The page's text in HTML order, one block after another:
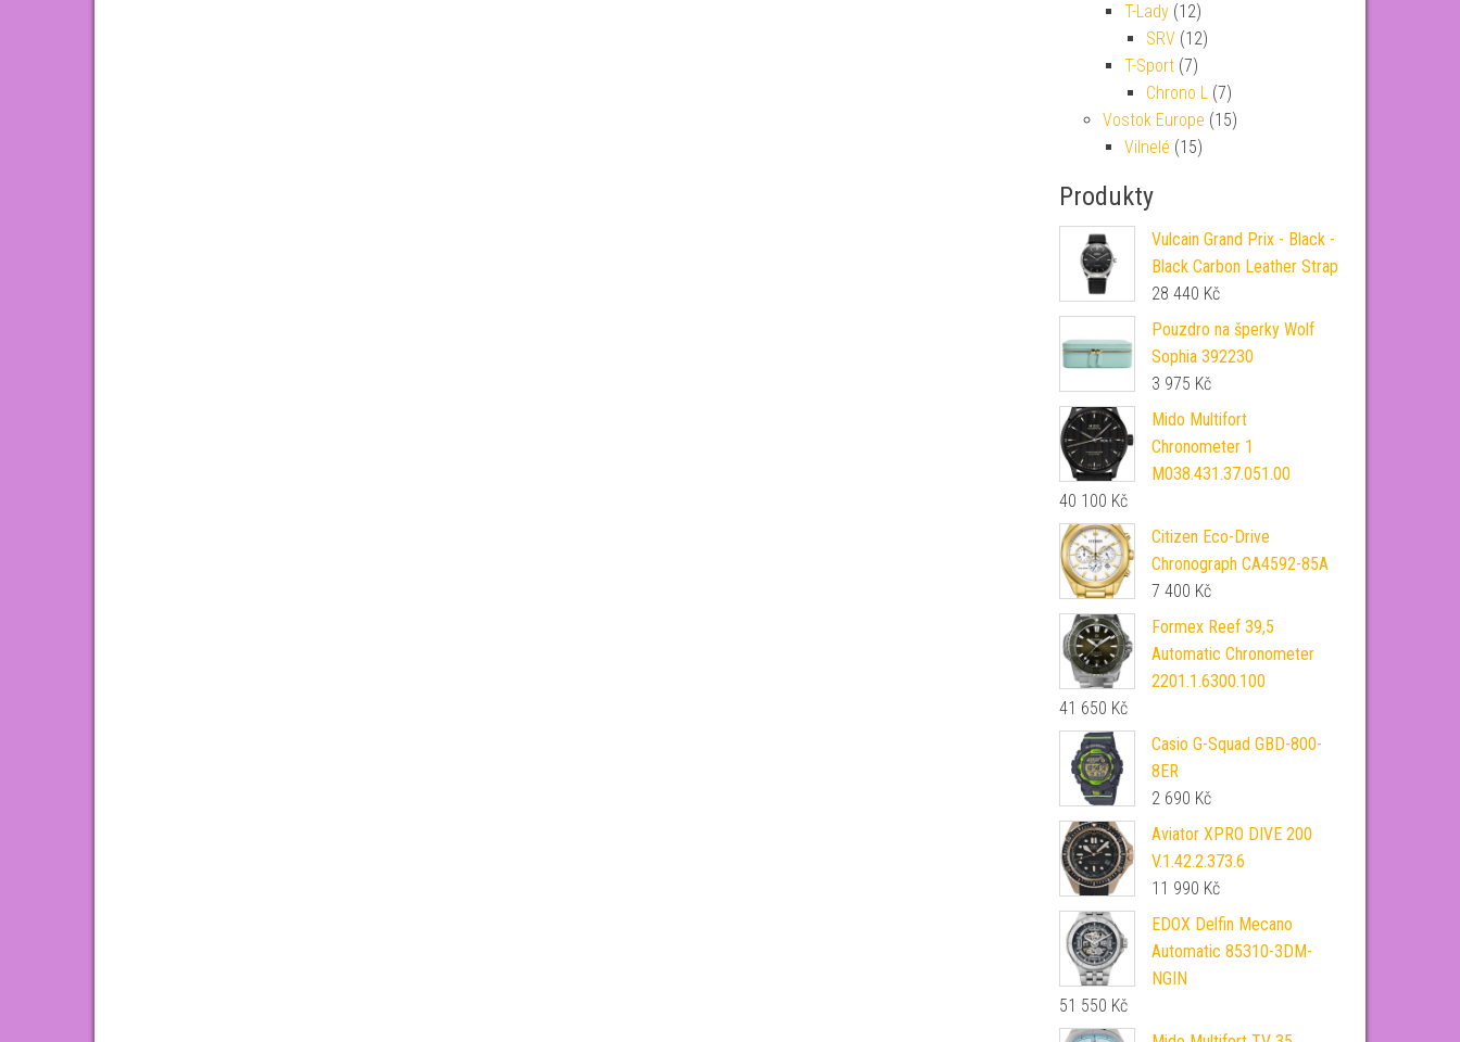
T-Lady (12)
SRV (12)
T-Sport (7)
Chrono L (7)
Vostok Europe (15)
Vilnelé (15)
Produkty
Vulcain Grand Prix - Black -
Black Carbon Leather Strap
28 440 Kč
Pouzdro na šperky Wolf
Sophia 392230
3 975 Kč
Mido Multifort
Chronometer 1
M038.431.37.051.00
40 100 Kč
Citizen Eco-Drive
Chronograph CA4592-85A
7 400 Kč
Formex Reef 39,5
Automatic Chronometer
2201.1.6300.100
41 650 Kč
Casio G-Squad GBD-800-
8ER
2 690 Kč
Aviator XPRO DIVE 200
V.1.42.2.373.6
11 990 Kč
EDOX Delfin Mecano
Automatic 85310-3DM-
NGIN
51 550 Kč